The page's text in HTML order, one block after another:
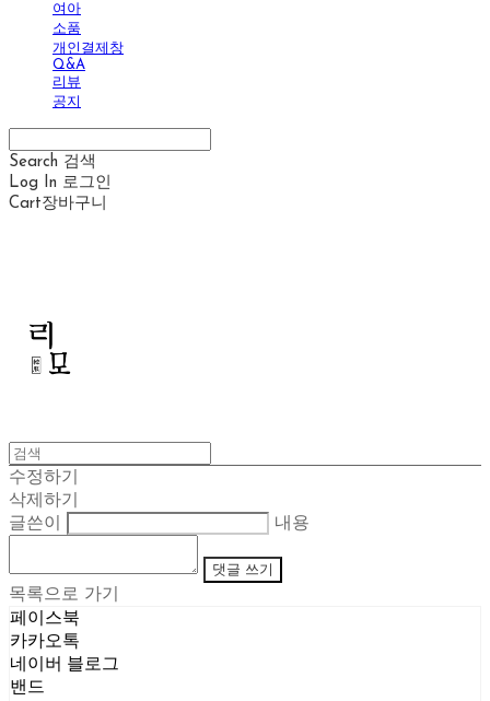
여아
소품
개인결제창
Q&A
리뷰
공지
Search 검색
Log In 로그인
Cart장바구니
수정하기
삭제하기
글쓴이
내용
댓글 쓰기
목록으로 가기
페이스북
카카오톡
네이버 블로그
밴드